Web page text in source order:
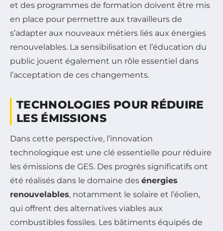
et des programmes de formation doivent être mis
en place pour permettre aux travailleurs de
s’adapter aux nouveaux métiers liés aux énergies
renouvelables. La sensibilisation et l’éducation du
public jouent également un rôle essentiel dans
l’acceptation de ces changements.
TECHNOLOGIES POUR RÉDUIRE
LES ÉMISSIONS
Dans cette perspective, l’innovation
technologique est une clé essentielle pour réduire
les émissions de GES. Des progrès significatifs ont
été réalisés dans le domaine des énergies
renouvelables, notamment le solaire et l’éolien,
qui offrent des alternatives viables aux
combustibles fossiles. Les bâtiments équipés de